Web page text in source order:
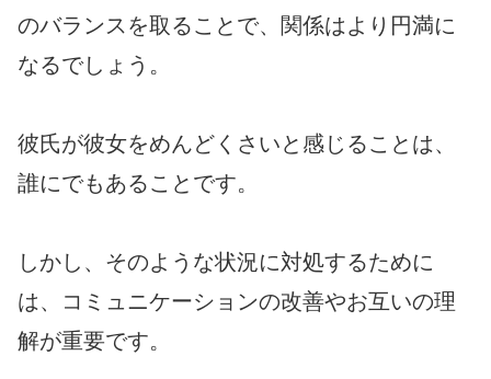
のバランスを取ることで、関係はより円満に
なるでしょう。
彼氏が彼女をめんどくさいと感じることは、
誰にでもあることです。
しかし、そのような状況に対処するために
は、コミュニケーションの改善やお互いの理
解が重要です。